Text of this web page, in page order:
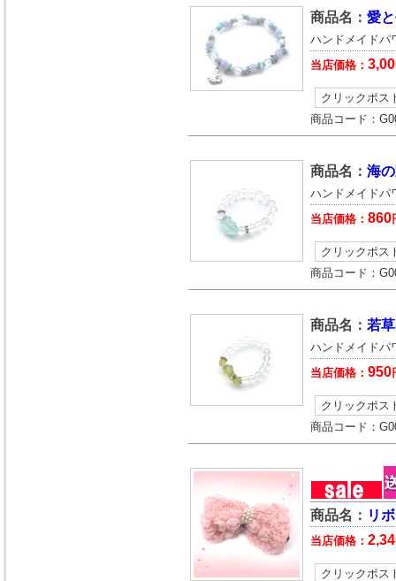
商品名： 愛
ハンドメイド
当店価格：
クリックポス
商品コード：
商品名： 海
ハンドメイド
当店価格： 860
クリックポス
商品コード：
商品名： 若
ハンドメイド
当店価格： 950
クリックポス
商品コード：
商品名： リ
当店価格：
クリックポス